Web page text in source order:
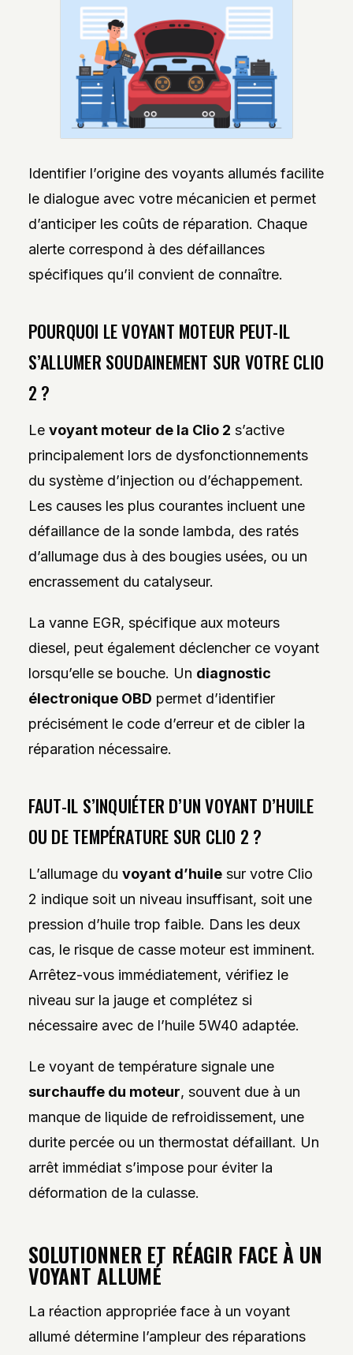
Identifier l’origine des voyants allumés facilite
le dialogue avec votre mécanicien et permet
d’anticiper les coûts de réparation. Chaque
alerte correspond à des défaillances
spécifiques qu’il convient de connaître.
POURQUOI LE VOYANT MOTEUR PEUT-IL
S’ALLUMER SOUDAINEMENT SUR VOTRE CLIO
2 ?
Le voyant moteur de la Clio 2 s’active
principalement lors de dysfonctionnements
du système d’injection ou d’échappement.
Les causes les plus courantes incluent une
défaillance de la sonde lambda, des ratés
d’allumage dus à des bougies usées, ou un
encrassement du catalyseur.
La vanne EGR, spécifique aux moteurs
diesel, peut également déclencher ce voyant
lorsqu’elle se bouche. Un diagnostic
électronique OBD permet d’identifier
précisément le code d’erreur et de cibler la
réparation nécessaire.
FAUT-IL S’INQUIÉTER D’UN VOYANT D’HUILE
OU DE TEMPÉRATURE SUR CLIO 2 ?
L’allumage du voyant d’huilesur votre Clio
2 indique soit un niveau insuffisant, soit une
pression d’huile trop faible. Dans les deux
cas, le risque de casse moteur est imminent.
Arrêtez-vous immédiatement, vérifiez le
niveau sur la jauge et complétez si
nécessaire avec de l’huile 5W40 adaptée.
Le voyant de température signale une
surchauffe du moteur, souvent due à un
manque de liquide de refroidissement, une
durite percée ou un thermostat défaillant. Un
arrêt immédiat s’impose pour éviter la
déformation de la culasse.
SOLUTIONNER ET RÉAGIR FACE À UN
VOYANT ALLUMÉ
La réaction appropriée face à un voyant
allumé détermine l’ampleur des réparations